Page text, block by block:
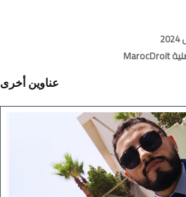
عناوين أخرى